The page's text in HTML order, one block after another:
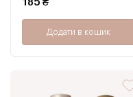
з
Додати в кошик